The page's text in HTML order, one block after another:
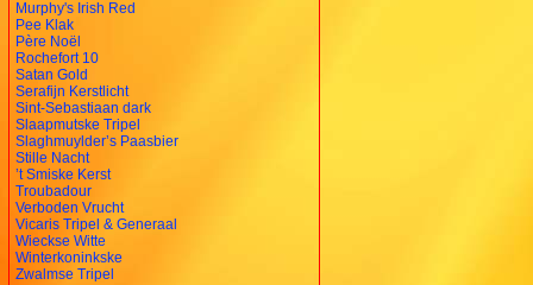
Murphy's Irish Red
Pee Klak
Père Noël
Rochefort 10
Satan Gold
Serafijn Kerstlicht
Sint-Sebastiaan dark
Slaapmutske Tripel
Slaghmuylder’s Paasbier
Stille Nacht
’t Smiske Kerst
Troubadour
Verboden Vrucht
Vicaris Tripel & Generaal
Wieckse Witte
Winterkoninkske
Zwalmse Tripel